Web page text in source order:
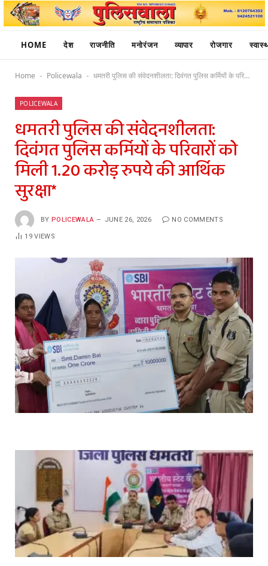
HOME देश राजनीति मनोरंजन व्यापार रोजगार
Home - Policewala - धमतरी पुलिस की संवेदनशीलता: दिवंगत पुलिस कर्मियों के परिवारों को मिली 1.20 करोड़ रुपये की आर्थिक सुरक्षा*
POLICEWALA
धमतरी पुलिस की संवेदनशीलता:
दिवंगत पुलिस कर्मियों के परिवारों को
मिली 1.20 करोड़ रुपये की आर्थिक
सुरक्षा*
BY POLICEWALA JUNE 26, 2026 NO COMMENTS
19VIEWS